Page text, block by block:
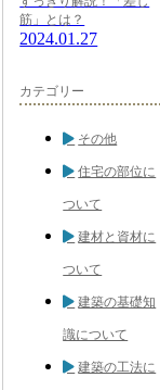
筋」とは？
2024.01.27
カテゴリー
その他
住宅の部位に
ついて
建材と資材に
ついて
建築の基礎知
識について
建築の工法に